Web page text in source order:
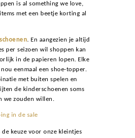
is al something we love,
met een beetje korting al
. En aangezien je altijd
per seizoen wil shoppen kan
in de papieren lopen. Elke
eenmaal een shoe-topper.
met buiten spelen en
de kinderschoenen soms
we zouden willen.
de keuze voor onze kleintjes